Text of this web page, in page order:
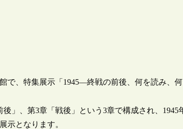
で、特集展示「1945―終戦の前後、何を読み、何
」、第3章「戦後」という3章で構成され、
示となります。